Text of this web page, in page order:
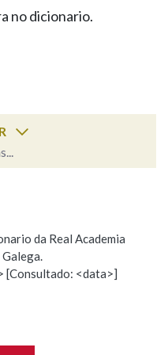
HOMENAXEADAS
DAS PALABRAS
no dicionario.
da Real Academia
[Consultado: <data>]